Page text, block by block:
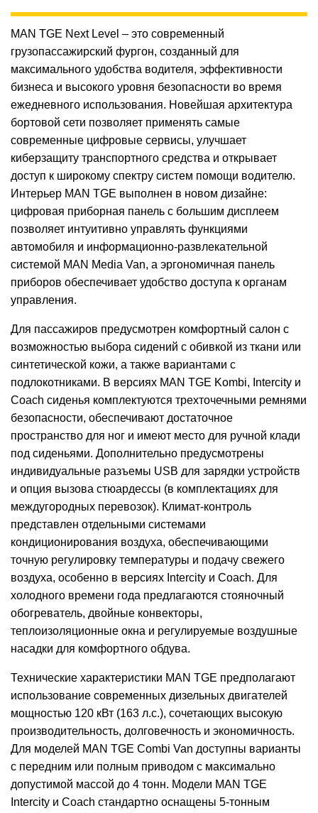
MAN TGE Next Level – это современный
грузопассажирский фургон, созданный для
максимального удобства водителя, эффективности
бизнеса и высокого уровня безопасности во время
ежедневного использования. Новейшая архитектура
бортовой сети позволяет применять самые
современные цифровые сервисы, улучшает
киберзащиту транспортного средства и открывает
доступ к широкому спектру систем помощи водителю.
Интерьер MAN TGE выполнен в новом дизайне:
цифровая приборная панель с большим дисплеем
позволяет интуитивно управлять функциями
автомобиля и информационно-развлекательной
системой MAN Media Van, а эргономичная панель
приборов обеспечивает удобство доступа к органам
управления.
Для пассажиров предусмотрен комфортный салон с
возможностью выбора сидений с обивкой из ткани или
синтетической кожи, а также вариантами с
подлокотниками. В версиях MAN TGE Kombi, Intercity и
Coach сиденья комплектуются трехточечными ремнями
безопасности, обеспечивают достаточное
пространство для ног и имеют место для ручной клади
под сиденьями. Дополнительно предусмотрены
индивидуальные разъемы USB для зарядки устройств
и опция вызова стюардессы (в комплектациях для
междугородных перевозок). Климат-контроль
представлен отдельными системами
кондиционирования воздуха, обеспечивающими
точную регулировку температуры и подачу свежего
воздуха, особенно в версиях Intercity и Coach. Для
холодного времени года предлагаются стояночный
обогреватель, двойные конвекторы,
теплоизоляционные окна и регулируемые воздушные
насадки для комфортного обдува.
Технические характеристики MAN TGE предполагают
использование современных дизельных двигателей
мощностью 120 кВт (163 л.с.), сочетающих высокую
производительность, долговечность и экономичность.
Для моделей MAN TGE Combi Van доступны варианты
с передним или полным приводом с максимально
допустимой массой до 4 тонн. Модели MAN TGE
Intercity и Coach стандартно оснащены 5-тонным